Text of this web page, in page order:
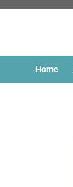
Home